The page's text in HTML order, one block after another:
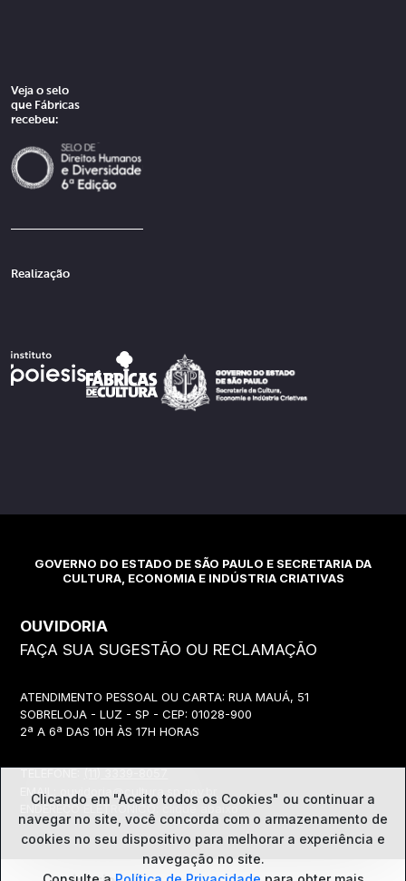
Veja o selo
que Fábricas
recebeu:
Realização
GOVERNO DO ESTADO DE SÃO PAULO E SECRETARIA DA
CULTURA, ECONOMIA E INDÚSTRIA CRIATIVAS
OUVIDORIA
FAÇA SUA SUGESTÃO OU RECLAMAÇÃO
ATENDIMENTO PESSOAL OU CARTA: RUA MAUÁ, 51
SOBRELOJA - LUZ - SP - CEP: 01028-900
2ª A 6ª DAS 10H ÀS 17H HORAS
EMAIL:
ouvidoria@cultura.sp.gov.br
ENDEREÇO ELETRÔNICO: clique abaixo
Clicando em "Aceito todos os Cookies" ou continuar a
navegar no site, você concorda com o armazenamento de
cookies no seu dispositivo para melhorar a experiência e
navegação no site.